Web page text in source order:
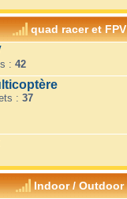
quad racer et FPV
: 42
: 37
Indoor / Outdoor